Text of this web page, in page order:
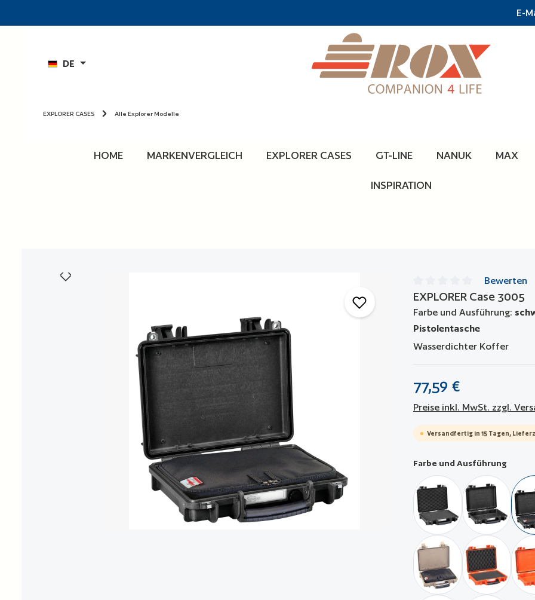
E-
DE
EXPLORER CASES Alle Explorer Modelle
HOME MARKENVERGLEICH EXPLORER CASES GT-LINE NANUK MAX
INSPIRATION
Bildergalerie überspringen
Durchschnittliche
Bewerten
EXPLORER Case 3005
Farbe und Ausführung:
Pistolentasche
Wasserdichter Koffer
77,59 €
Preise inkl. MwSt. zzgl.
Versandfertig in 15 Tagen,
Farbe und Ausführung
schwarz / mitschwarz /
wüstensand / mitorange / mit